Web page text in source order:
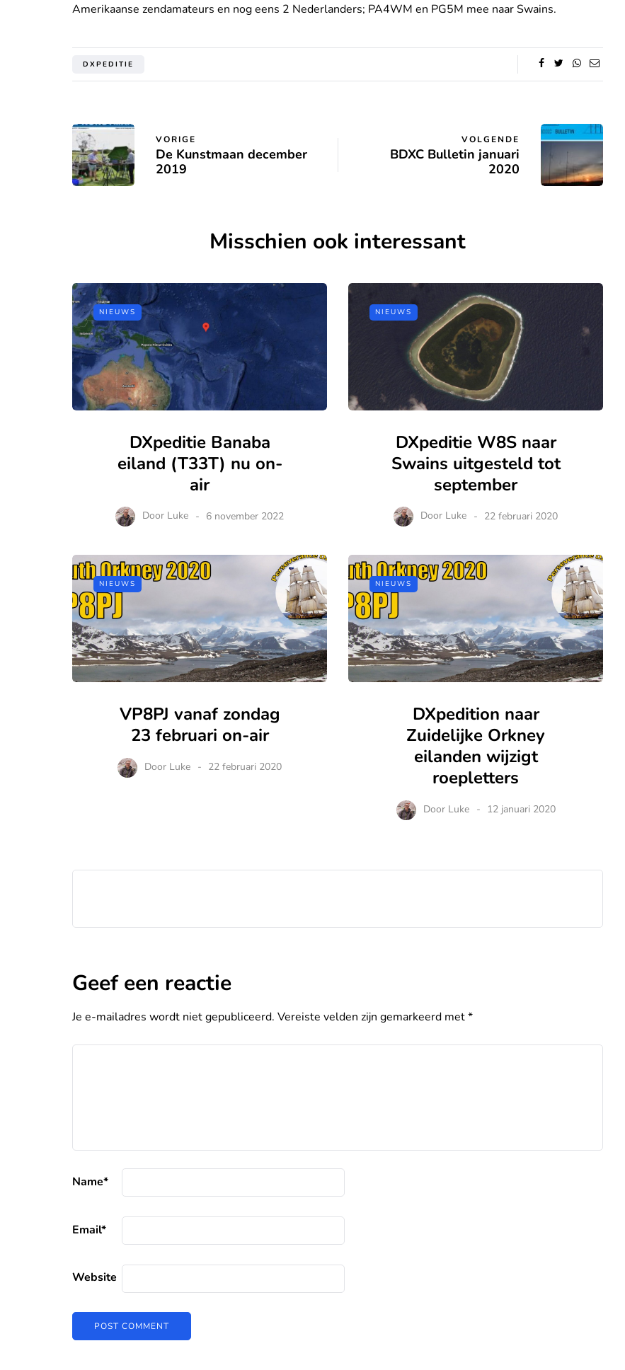
Amerikaanse zendamateurs en nog eens 2 Nederlanders; PA4WM en PG5M mee naar Swains.
DXPEDITIE
VORIGE
De Kunstmaan december
2019
VOLGENDE
BDXC Bulletin januari
2020
Misschien ook interessant
NIEUWS
DXpeditie Banaba
eiland (T33T) nu on-
air
Door Luke 6 november 2022
NIEUWS
DXpeditie W8S naar
Swains uitgesteld tot
september
Door Luke 22 februari 2020
NIEUWS
VP8PJ vanaf zondag
23 februari on-air
Door Luke 22 februari 2020
NIEUWS
DXpedition naar
Zuidelijke Orkney
eilanden wijzigt
roepletters
Door Luke 12 januari 2020
Geef een reactie
Je e-mailadres wordt niet gepubliceerd. Vereiste velden zijn gemarkeerd met*
Name*
Email*
Website